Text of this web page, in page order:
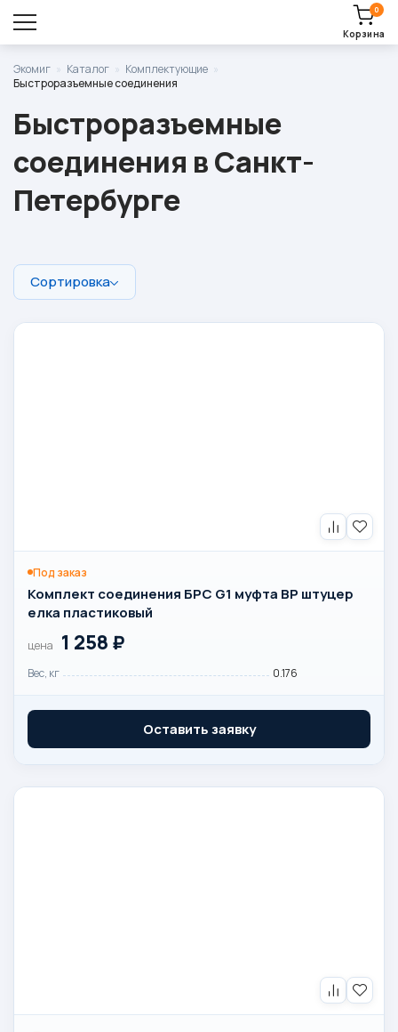
Оставить заявку
Корзина
0
Корзина пуста.
Экомиг » Каталог » Комплектующие »
Быстроразъемные соединения
Быстроразъемные
соединения в Санкт-
Петербурге
Сортировка
Под заказ
Комплект соединения БРС G1 муфта ВР штуцер
елка пластиковый
цена 1 258 ₽
Вес, кг 0.176
Оставить заявку